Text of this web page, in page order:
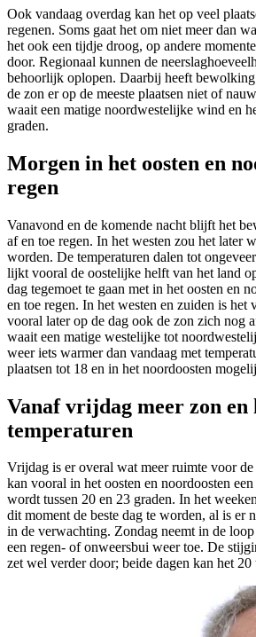
Ook vandaag overdag kan het op veel
regenen. Soms gaat het om niet meer dan
het ook een tijdje droog, op andere
door. Regionaal kunnen de
behoorlijk oplopen. Daarbij heeft
de zon er op de meeste plaatsen niet of
waait een matige noordwestelijke wind en
graden.
Morgen in het oosten en
regen
Vanavond en de komende nacht blijft het
af en toe regen. In het westen zou het later
worden. De temperaturen dalen tot
lijkt vooral de oostelijke helft van het land
dag tegemoet te gaan met in het oosten en
en toe regen. In het westen en zuiden is het
vooral later op de dag ook de zon zich nog
waait een matige westelijke tot
weer iets warmer dan vandaag met
plaatsen tot 18 en in het noordoosten
Vanaf vrijdag meer zon en
temperaturen
Vrijdag is er overal wat meer ruimte voor de
kan vooral in het oosten en noordoosten
wordt tussen 20 en 23 graden. In het
dit moment de beste dag te worden, al is er
in de verwachting. Zondag neemt in de
een regen- of onweersbui weer toe. De
zet wel verder door; beide dagen kan het